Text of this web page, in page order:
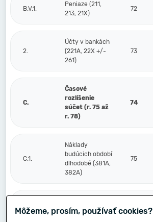
B.V.1.
Peniaze (211,
213, 21X)
72
2.
Účty v bankách
(221A, 22X +/-
261)
73
C.
Časové
rozlíšenie
súčet (r. 75 až
r. 78)
74
C.1.
Náklady
budúcich období
dlhodobé (381A,
382A)
75
2.
budúcich období
76
Môžeme, prosím, používať cookies?